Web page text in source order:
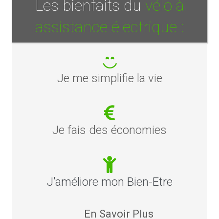
Les bienfaits du vélo à
assistance électrique :
Je me simplifie la vie
Je fais des économies
J'améliore mon Bien-Etre
En Savoir Plus